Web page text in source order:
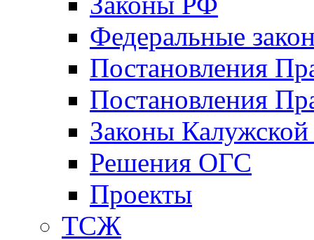
Федеральные
Постановления
Постановления
Законы Калужской
Решения ОГС
Проекты
ТСЖ